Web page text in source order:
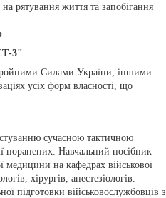
рятування життя та запобігання
3"
Силами України, іншими
усіх форм власності, що
сучасною тактичною
поранених. Навчальний посібник
медицини на кафедрах військової
хірургів, анестезіологів.
підготовки військовослужбовців з